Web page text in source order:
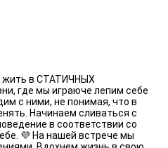
жить в СТАТИЧНЫХ
где мы играюче лепим себе
с ними, не понимая, что в
Начинаем сливаться с
в соответствии со
💜 На нашей встрече мы